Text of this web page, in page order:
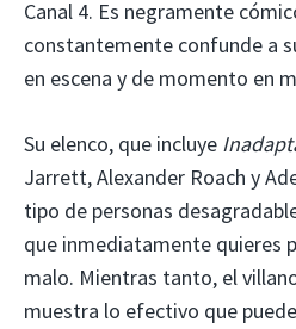
Canal 4. Es negramente
constantemente confunde a
en escena y de momento en
Su elenco, que incluye
Jarrett, Alexander Roach y
tipo de personas
que inmediatamente quieres
malo. Mientras tanto, el
muestra lo efectivo que